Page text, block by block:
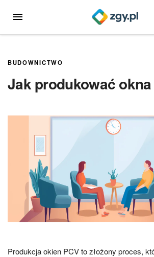
MENU
BUDOWNICTWO
Jak produkować
Produkcja okien PCV to złożony proces,